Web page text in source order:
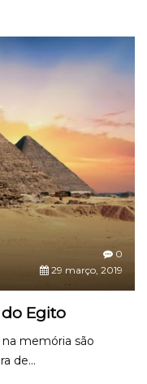
0
29 março, 2019
Egito
memória são
de...